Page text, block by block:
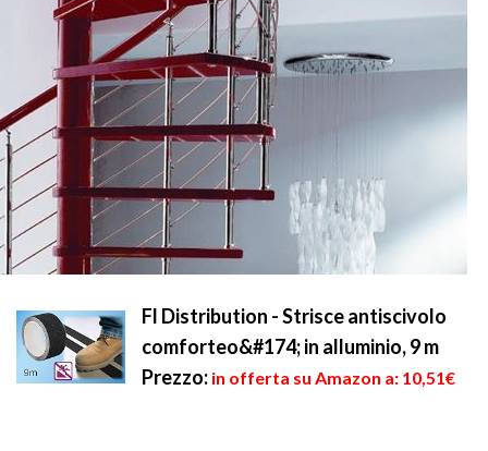
Fl Distribution - Strisce antiscivolo
comforteo&#174; in alluminio, 9 m
Prezzo: in offerta su Amazon a: 10,51€